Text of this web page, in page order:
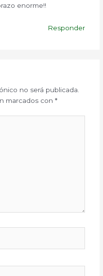
enorme!!
Responder
no será publicada.
marcados con *